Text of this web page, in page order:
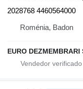
2028768 4460564000
Roménia, Badon
EURO DEZMEMBRARI